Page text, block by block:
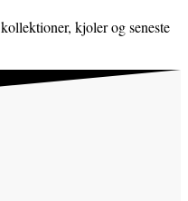
kjoler og seneste